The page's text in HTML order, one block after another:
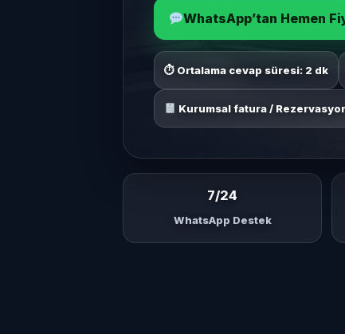
WhatsApp’tan Hemen
⏱ Ortalama cevap süresi: 2 dk
Kurumsal fatura /
7/24
WhatsApp Destek